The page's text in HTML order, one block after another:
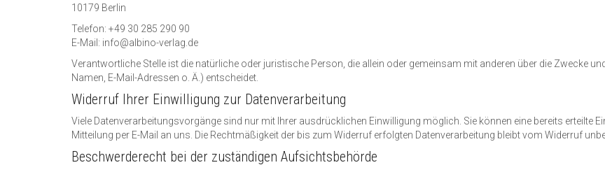
10179 Berlin
Telefon: +49 30 285 290 90
E-Mail: info@albino-verlag.de
Verantwortliche Stelle ist die natürliche oder juristische Person, die allein oder gemeinsam mit anderen über die Zwecke
Namen, E-Mail-Adressen o. Ä.) entscheidet.
Widerruf Ihrer Einwilligung zur Datenverarbeitung
Viele Datenverarbeitungsvorgänge sind nur mit Ihrer ausdrücklichen Einwilligung möglich. Sie können eine bereits erteilte
Mitteilung per E-Mail an uns. Die Rechtmäßigkeit der bis zum Widerruf erfolgten Datenverarbeitung bleibt vom Widerruf
Beschwerderecht bei der zuständigen Aufsichtsbehörde